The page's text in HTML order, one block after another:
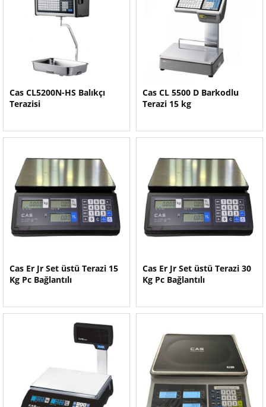
Cas CL5200N-HS Balıkçı
Terazisi
Cas CL 5500 D Barkodlu
Terazi 15 kg
Cas Er Jr Set üstü Terazi 15
Kg Pc Bağlantılı
Cas Er Jr Set üstü Terazi 30
Kg Pc Bağlantılı